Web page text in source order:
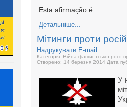
Esta afirmação é
Детальніше...
Мітинги проти
Надрукувати E-mail
Категорія: Війна фашистської росії
Створено: 14 березня 2014 Дата
У